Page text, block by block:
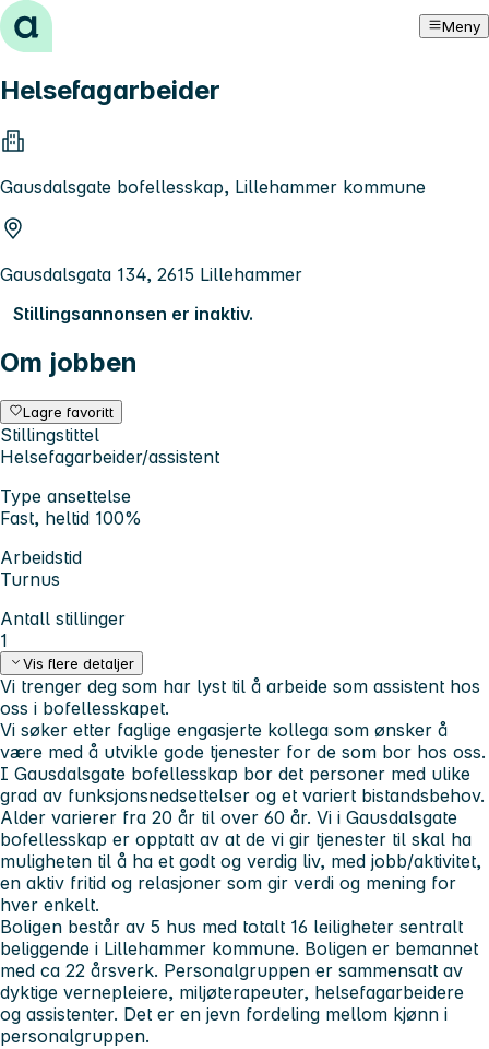
Hopp til innhold Meny
Helsefagarbeider
Gausdalsgate bofellesskap, Lillehammer kommune
Gausdalsgata 134, 2615 Lillehammer
Stillingsannonsen er inaktiv.
Om jobben
Lagre favoritt
Stillingstittel
Helsefagarbeider/assistent
Type ansettelse
Fast, heltid 100%
Arbeidstid
Turnus
Antall stillinger
1
Vis flere detaljer
Vi trenger deg som har lyst til å arbeide som assistent hos
oss i bofellesskapet.
Vi søker etter faglige engasjerte kollega som ønsker å
være med å utvikle gode tjenester for de som bor hos oss.
I Gausdalsgate bofellesskap bor det personer med ulike
grad av funksjonsnedsettelser og et variert bistandsbehov.
Alder varierer fra 20 år til over 60 år. Vi i Gausdalsgate
bofellesskap er opptatt av at de vi gir tjenester til skal ha
muligheten til å ha et godt og verdig liv, med jobb/aktivitet,
en aktiv fritid og relasjoner som gir verdi og mening for
hver enkelt.
Boligen består av 5 hus med totalt 16 leiligheter sentralt
beliggende i Lillehammer kommune. Boligen er bemannet
med ca 22 årsverk. Personalgruppen er sammensatt av
dyktige vernepleiere, miljøterapeuter, helsefagarbeidere
og assistenter. Det er en jevn fordeling mellom kjønn i
personalgruppen.